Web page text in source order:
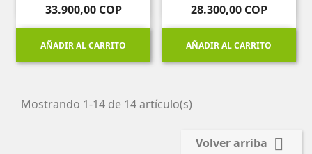
Precio
33.900,00 COP
AÑADIR AL CARRITO
Precio
28.300,00 COP
AÑADIR AL CARRITO
Mostrando 1-14 de 14 artículo(s)
Volver arriba 